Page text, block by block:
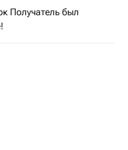
Получатель был